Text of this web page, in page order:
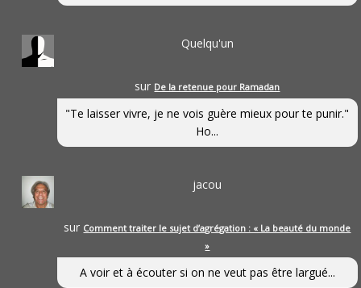
Quelqu'un
sur De la retenue pour Ramadan
"Te laisser vivre, je ne vois guère mieux pour te punir."
Ho...
jacou
sur Comment traiter le sujet d’agrégation : « La beauté du monde
»
A voir et à écouter si on ne veut pas être largué...